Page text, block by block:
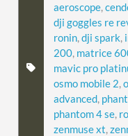
aeroscope,
dji goggles re
ronin,dji spark,
200, matrice
mavic pro
osmo mobile 2,
advanced,
phantom 4 se,
zenmuse xt,